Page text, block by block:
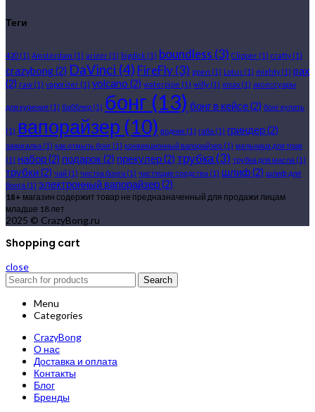
Теги
420 (1) Amsterdam (1) arizer (1) bigdick (1) boundless (3) Clipper (1) crafty(1)
crazybong(2) DaVinci (4) FireFly(3) gpen (1) Lotus (1) mighty(1) pax
(2) raw (1) vaporizer (1) volcano (2) waterpipe (1) willy(1) xmax (1) аксессуары
для курения (1) бабблер (1) бонг (13) бонг в кейсе(2) бонг купить
(1) вапорайзер (10) водник (1) габа (1) гриндер(2)
зажигалка (1) как отмыть бонг (1) конвекционный вапорайзер (1) мельница для трав
(1) набор(2) подарок(2) прекулер(2) трубка(3) трубка для масла (1)
трубки(2) чай (1) чистка бонга (1) чистящие средства (1) шлиф(2) шлиф для
бонга (1) электронный вапорайзер(2)
18+ магазин содержит товар не предназначенный для продажи лицам
младше 18 лет
2025 © CrazyBong.ru
Shopping cart
close
Search
Menu
Categories
CrazyBong
О нас
Доставка и оплата
Контакты
Блог
Бренды